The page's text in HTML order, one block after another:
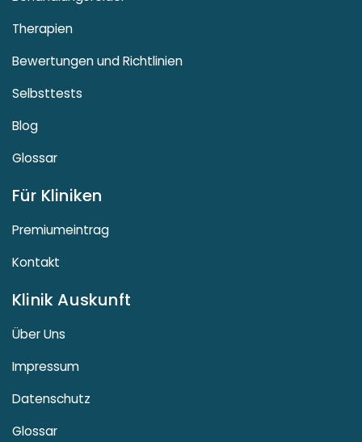
Therapien
Bewertungen und Richtlinien
Selbsttests
Blog
Glossar
Für Kliniken
Premiumeintrag
Kontakt
Klinik Auskunft
Über Uns
Impressum
Datenschutz
Glossar